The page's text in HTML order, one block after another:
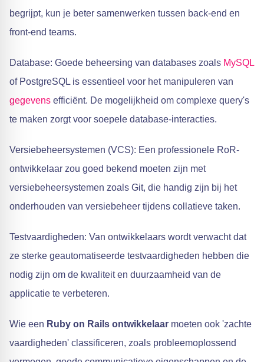
begrijpt, kun je beter samenwerken tussen back-end en
front-end teams.
Database: Goede beheersing van databases zoals MySQL
of PostgreSQL is essentieel voor het manipuleren van
gegevens efficiënt. De mogelijkheid om complexe query's
te maken zorgt voor soepele database-interacties.
Versiebeheersystemen (VCS): Een professionele RoR-
ontwikkelaar zou goed bekend moeten zijn met
versiebeheersystemen zoals Git, die handig zijn bij het
onderhouden van versiebeheer tijdens collatieve taken.
Testvaardigheden: Van ontwikkelaars wordt verwacht dat
ze sterke geautomatiseerde testvaardigheden hebben die
nodig zijn om de kwaliteit en duurzaamheid van de
applicatie te verbeteren.
Wie een Ruby on Rails ontwikkelaar moeten ook 'zachte
vaardigheden' classificeren, zoals probleemoplossend